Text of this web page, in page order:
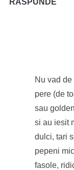
RĂSPUNDE
Nu vad
pere (de
sau
si au iesit
dulci, tari
pepeni
fasole,